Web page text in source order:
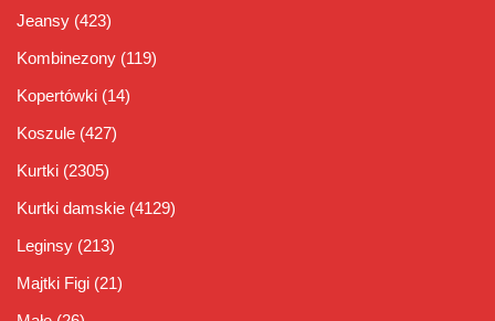
Jeansy (423)
Kombinezony (119)
Kopertówki (14)
Koszule (427)
Kurtki (2305)
Kurtki damskie (4129)
Leginsy (213)
Majtki Figi (21)